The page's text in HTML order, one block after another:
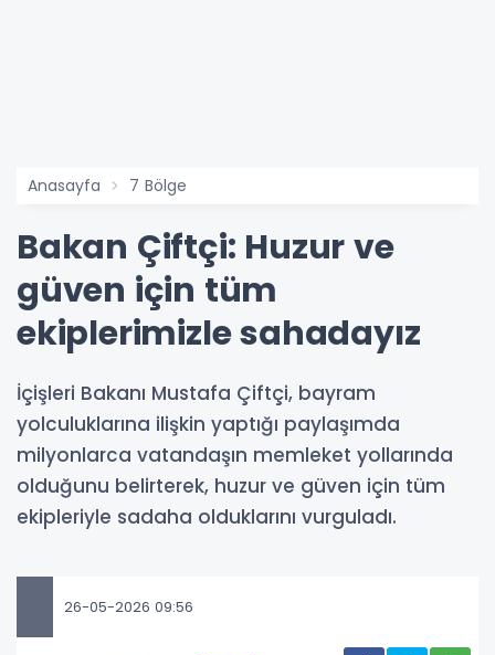
Anasayfa 7 Bölge
Bakan Çiftçi: Huzur ve
güven için tüm
ekiplerimizle sahadayız
İçişleri Bakanı Mustafa Çiftçi, bayram
yolculuklarına ilişkin yaptığı paylaşımda
milyonlarca vatandaşın memleket yollarında
olduğunu belirterek, huzur ve güven için tüm
ekipleriyle sadaha olduklarını vurguladı.
26-05-2026 09:56